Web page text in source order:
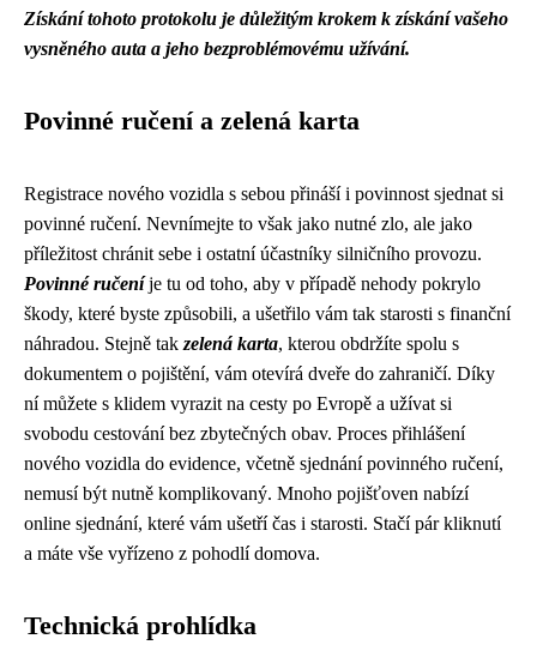
Získání tohoto protokolu je důležitým krokem k získání vašeho
vysněného auta a jeho bezproblémovému užívání.
Povinné ručení a zelená karta
Registrace nového vozidla s sebou přináší i povinnost sjednat si
povinné ručení. Nevnímejte to však jako nutné zlo, ale jako
příležitost chránit sebe i ostatní účastníky silničního provozu.
Povinné ručeníje tu od toho, aby v případě nehody pokrylo
škody, které byste způsobili, a ušetřilo vám tak starosti s finanční
náhradou. Stejně tak zelená karta, kterou obdržíte spolu s
dokumentem o pojištění, vám otevírá dveře do zahraničí. Díky
ní můžete s klidem vyrazit na cesty po Evropě a užívat si
svobodu cestování bez zbytečných obav. Proces přihlášení
nového vozidla do evidence, včetně sjednání povinného ručení,
nemusí být nutně komplikovaný. Mnoho pojišťoven nabízí
online sjednání, které vám ušetří čas i starosti. Stačí pár kliknutí
a máte vše vyřízeno z pohodlí domova.
Technická prohlídka